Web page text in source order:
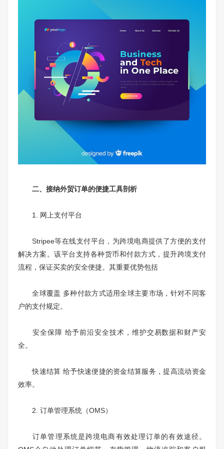
二、接纳外贸订单的便捷工具剖析
1. 网上支付平台
Stripee等在线支付平台，为跨境电商提供了方便的支付
解决方案。该平台支持各种货币和付款方式，提升跨境支付
流程，保证买卖的安全便捷。其重要优势包括
全球覆盖 多种付款方式适用全球主要市场，针对不同客
户的支付规定。
安全保障 给予前沿安全技术，维护交易数据和财产安
全。
快速结算 给予快速便捷的资金结算服务，提高流动资金
效率。
2. 订单管理系统（OMS）
订单管理系统是跨境电商有效处理订单的有效途径。